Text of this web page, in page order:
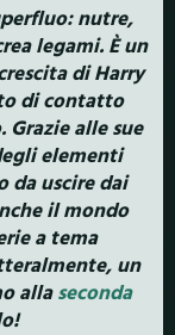
nutre,
legami. È un
di Harry
di contatto
alle sue
elementi
da uscire dai
il mondo
a tema
un
allaseconda